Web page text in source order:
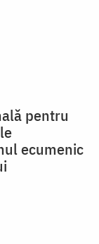
pentru
ecumenic